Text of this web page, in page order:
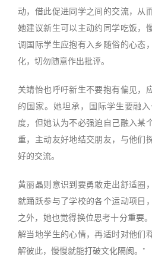
动，借此促进同学之间的交流，从
她建议新生可以主动约同学吃饭，
调国际学生应抱有入乡随俗的心态
化，切勿随意作出批评。
关靖怡也呼吁新生不要抱有偏见，
的国家。她坦承，国际学生要融
度，但她认为不必强迫自己融入某
重，主动友好地结交朋友，与他们
好的交流。
黄丽晶则意识到要勇敢走出舒适圈
就踊跃参与了学校的各个运动项目
之外，她也觉得换位思考十分重要
解当地学生的心情，再适时对他们
解彼此，慢慢就能打破文化隔阂。”